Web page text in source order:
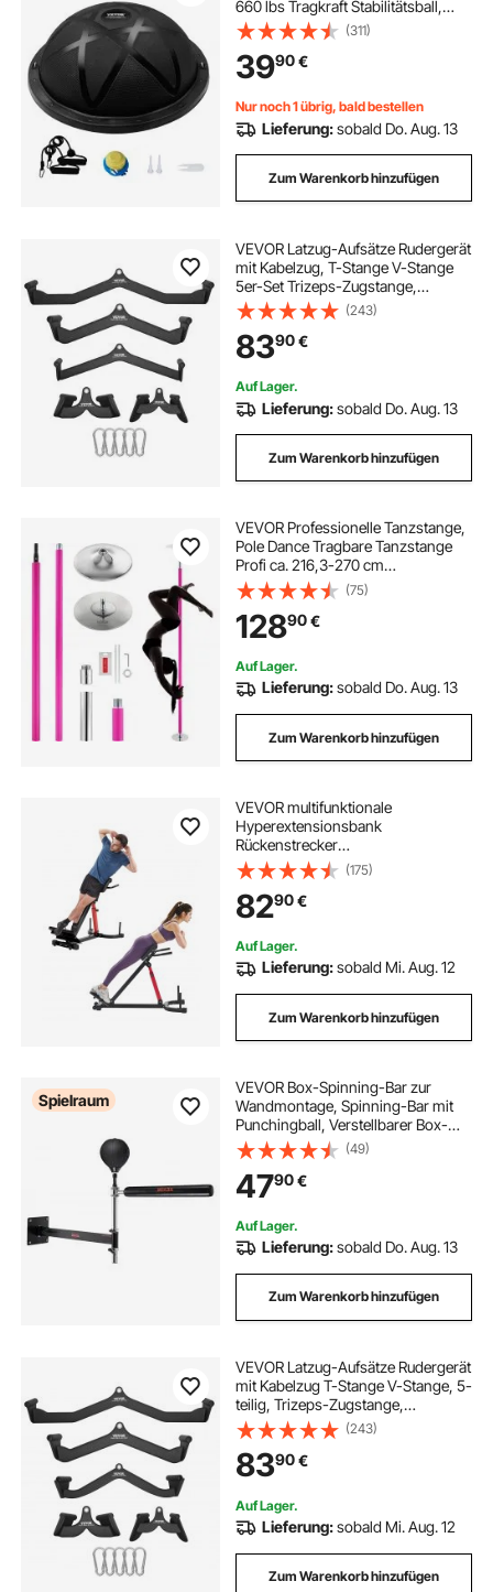
660 lbs Tragkraft Stabilitätsball,
Yoga-Ball mit Widerstandsbändern
und Pumpe, Kraft-Fitnessball für
das Heim-Fitnessstudio,
Ganzkörpertraining, Schwarz
(311)
3990€
Nur noch 1 übrig, bald bestellen
Lieferung:sobald Do. Aug. 13
Zum Warenkorb hinzufügen
VEVOR Latzug-Aufsätze Rudergerät
mit Kabelzug, T-Stange V-Stange
5er-Set Trizeps-Zugstange,
gummibeschichteter Griff für
Krafttraining am Rücken, Bizeps-
Curl, Trizeps-Latzugstange für
Fitness-Studio
(243)
8390€
Auf Lager.
Lieferung:sobald Do. Aug. 13
Zum Warenkorb hinzufügen
VEVOR Professionelle Tanzstange,
Pole Dance Tragbare Tanzstange
Profi ca. 216,3-270 cm
Höhenverstellbare Abnehmbare
Fitnessstange Spinning Fitness
Pink, Statische Tanzstange
Fitnessstudios
(75)
12890€
Auf Lager.
Lieferung:sobald Do. Aug. 13
Zum Warenkorb hinzufügen
VEVOR multifunktionale
Hyperextensionsbank
Rückenstrecker
Rückenverlängerung römischer
Stuhl (Kohlenstoffstahl) 158 kg
belastbare rollbare Rückentrainer
Fitness-Hantelbank Heim-
Fitnessstudio
(175)
8290€
Auf Lager.
Lieferung:sobald Mi. Aug. 12
Zum Warenkorb hinzufügen
Spielraum
VEVOR Box-Spinning-Bar zur
Wandmontage, Spinning-Bar mit
Punchingball, Verstellbarer Box-
Geschwindigkeitstrainer, Reflex-
Boxstange mit Handschuhen, Box-
Trainingsgerät für Kickboxen,
MMA, Fitness
(49)
4790€
Auf Lager.
Lieferung:sobald Do. Aug. 13
Zum Warenkorb hinzufügen
VEVOR Latzug-Aufsätze Rudergerät
mit Kabelzug T-Stange V-Stange, 5-
teilig, Trizeps-Zugstange,
gummibeschichteter Griff für das
Krafttraining am Rücken, Bizeps-
Curl, Trizeps-Latzugstange
Fitness-Studio
(243)
8390€
Auf Lager.
Lieferung:sobald Mi. Aug. 12
Zum Warenkorb hinzufügen